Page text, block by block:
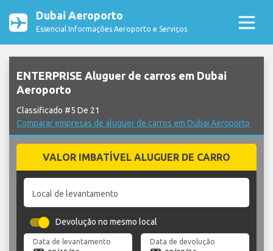
Dubai Aeroporto
Essencial Informações Aeroporto e Serviços
ENTERPRISE Aluguer de carros em Dubai
Aeroporto
Classificado #5 De 21
Comparar empresas de aluguer de carros em Dubai Aeroporto
VALOR IMBATÍVEL ALUGUER DE CARRO
Local de levantamento
Devolução no mesmo local
Data de levantamento Data de devolução